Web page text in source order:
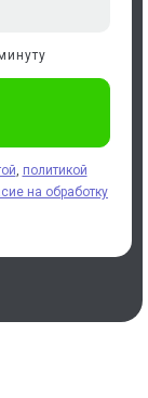
, политикой
на обработку